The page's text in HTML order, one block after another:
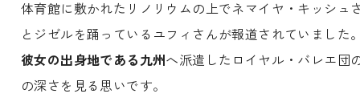
体育館に敷かれたリノリウムの上でネマイヤ・キッシュ
とジゼルを踊っているユフィさんが報道されていました
彼女の出身地である九州へ派遣したロイヤル・バレエ団
の深さを見る思いです。